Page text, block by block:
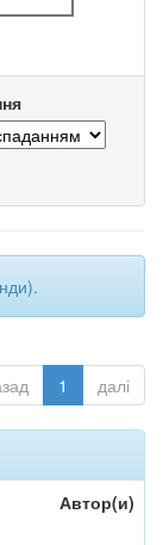
1 далі
Автор(и)